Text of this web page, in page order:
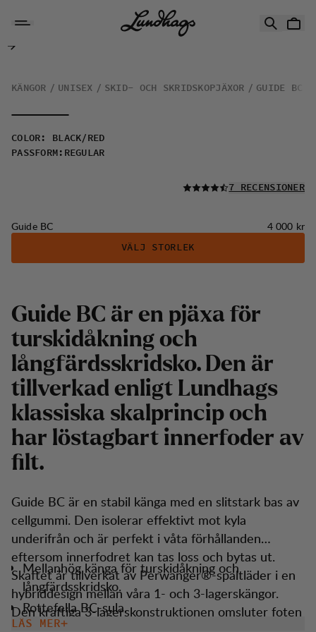
Guide BC
KÄNGOR UNISEX SKID- OCH SKRIDSKOPJÄXOR GUIDE BC
COLOR :
BLACK/RED
PASSFORM : REGULAR
LÄS ALLA
7 RECENSIONER
Guide BC Pris:
4 000 kr
VÄLJ STORLEK
Guide BC är en pjäxa för
turskidåkning och
långfärdsskridsko. Den är
tillverkad enligt Lundhags
klassiska skalprincip och
har löstagbart innerfoder av
filt.
Guide BC är en stabil känga med en slitstark bas av
cellgummi. Den isolerar effektivt mot kyla
underifrån och är perfekt i våta förhållanden
eftersom innerfodret kan tas loss och bytas ut.
Skaftet är tillverkat av Perwanger®-spaltläder i en
hybriddesign mellan våra 1- och 3-lagerskängor.
Den kraftiga 3-lagerskonstruktionen omsluter foten
Mellanhög känga för turskidåkning och
långfärdsskridsko.
Rottefella BC-sula.
Certech 4.5-cellgummibas.
LÄS MER